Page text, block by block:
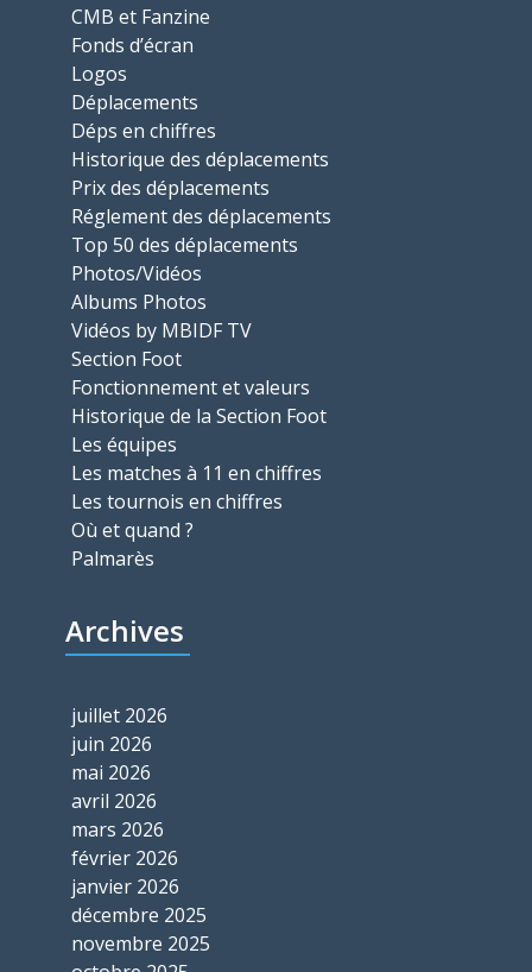
CMB et Fanzine
Fonds d’écran
Logos
Déplacements
Déps en chiffres
Historique des déplacements
Prix des déplacements
Réglement des déplacements
Top 50 des déplacements
Photos/Vidéos
Albums Photos
Vidéos by MBIDF TV
Section Foot
Fonctionnement et valeurs
Historique de la Section Foot
Les équipes
Les matches à 11 en chiffres
Les tournois en chiffres
Où et quand ?
Palmarès
Archives
juillet 2026
juin 2026
mai 2026
avril 2026
mars 2026
février 2026
janvier 2026
décembre 2025
novembre 2025